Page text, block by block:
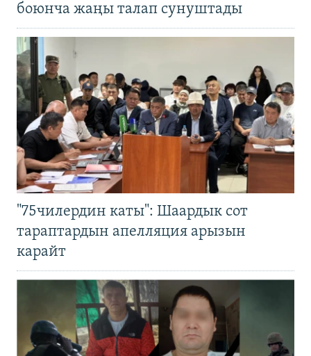
боюнча жаңы талап сунуштады
"75чилердин каты": Шаардык сот
тараптардын апелляция арызын
карайт